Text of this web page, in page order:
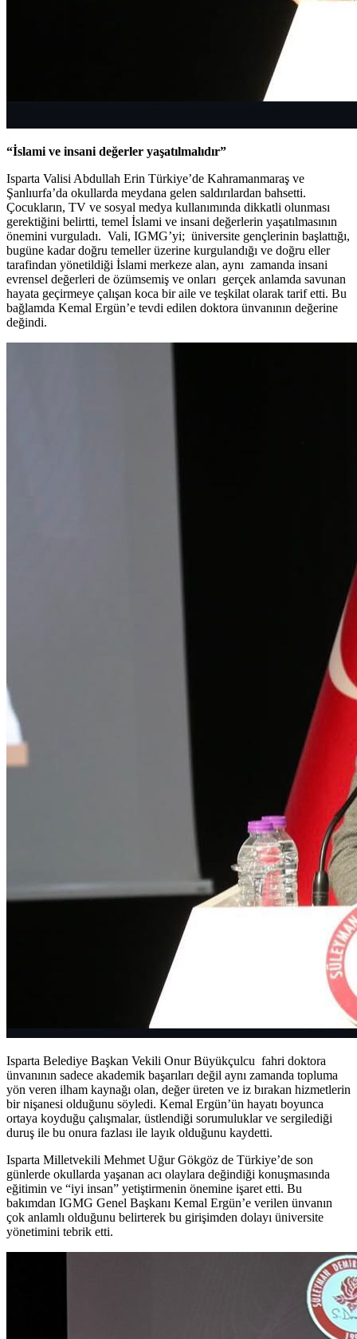
“İslami ve insani değerler yaşatılmalıdır”
Isparta Valisi Abdullah Erin Türkiye’de Kahramanmaraş ve
Şanlıurfa’da okullarda meydana gelen saldırılardan bahsetti.
Çocukların, TV ve sosyal medya kullanımında dikkatli olunması
gerektiğini belirtti, temel İslami ve insani değerlerin yaşatılmasının
önemini vurguladı. Vali, IGMG’yi; üniversite gençlerinin başlattığı,
bugüne kadar doğru temeller üzerine kurgulandığı ve doğru eller
tarafindan yönetildiği İslami merkeze alan, aynı zamanda insani
evrensel değerleri de özümsemiş ve onları gerçek anlamda savunan
hayata geçirmeye çalışan koca bir aile ve teşkilat olarak tarif etti. Bu
bağlamda Kemal Ergün’e tevdi edilen doktora ünvanının değerine
değindi.
Isparta Belediye Başkan Vekili Onur Büyükçulcu fahri doktora
ünvanının sadece akademik başarıları değil aynı zamanda topluma
yön veren ilham kaynağı olan, değer üreten ve iz bırakan hizmetlerin
bir nişanesi olduğunu söyledi. Kemal Ergün’ün hayatı boyunca
ortaya koyduğu çalışmalar, üstlendiği sorumuluklar ve sergilediği
duruş ile bu onura fazlası ile layık olduğunu kaydetti.
Isparta Milletvekili Mehmet Uğur Gökgöz de Türkiye’de son
günlerde okullarda yaşanan acı olaylara değindiği konuşmasında
eğitimin ve “iyi insan” yetiştirmenin önemine işaret etti. Bu
bakımdan IGMG Genel Başkanı Kemal Ergün’e verilen ünvanın
çok anlamlı olduğunu belirterek bu girişimden dolayı üniversite
yönetimini tebrik etti.